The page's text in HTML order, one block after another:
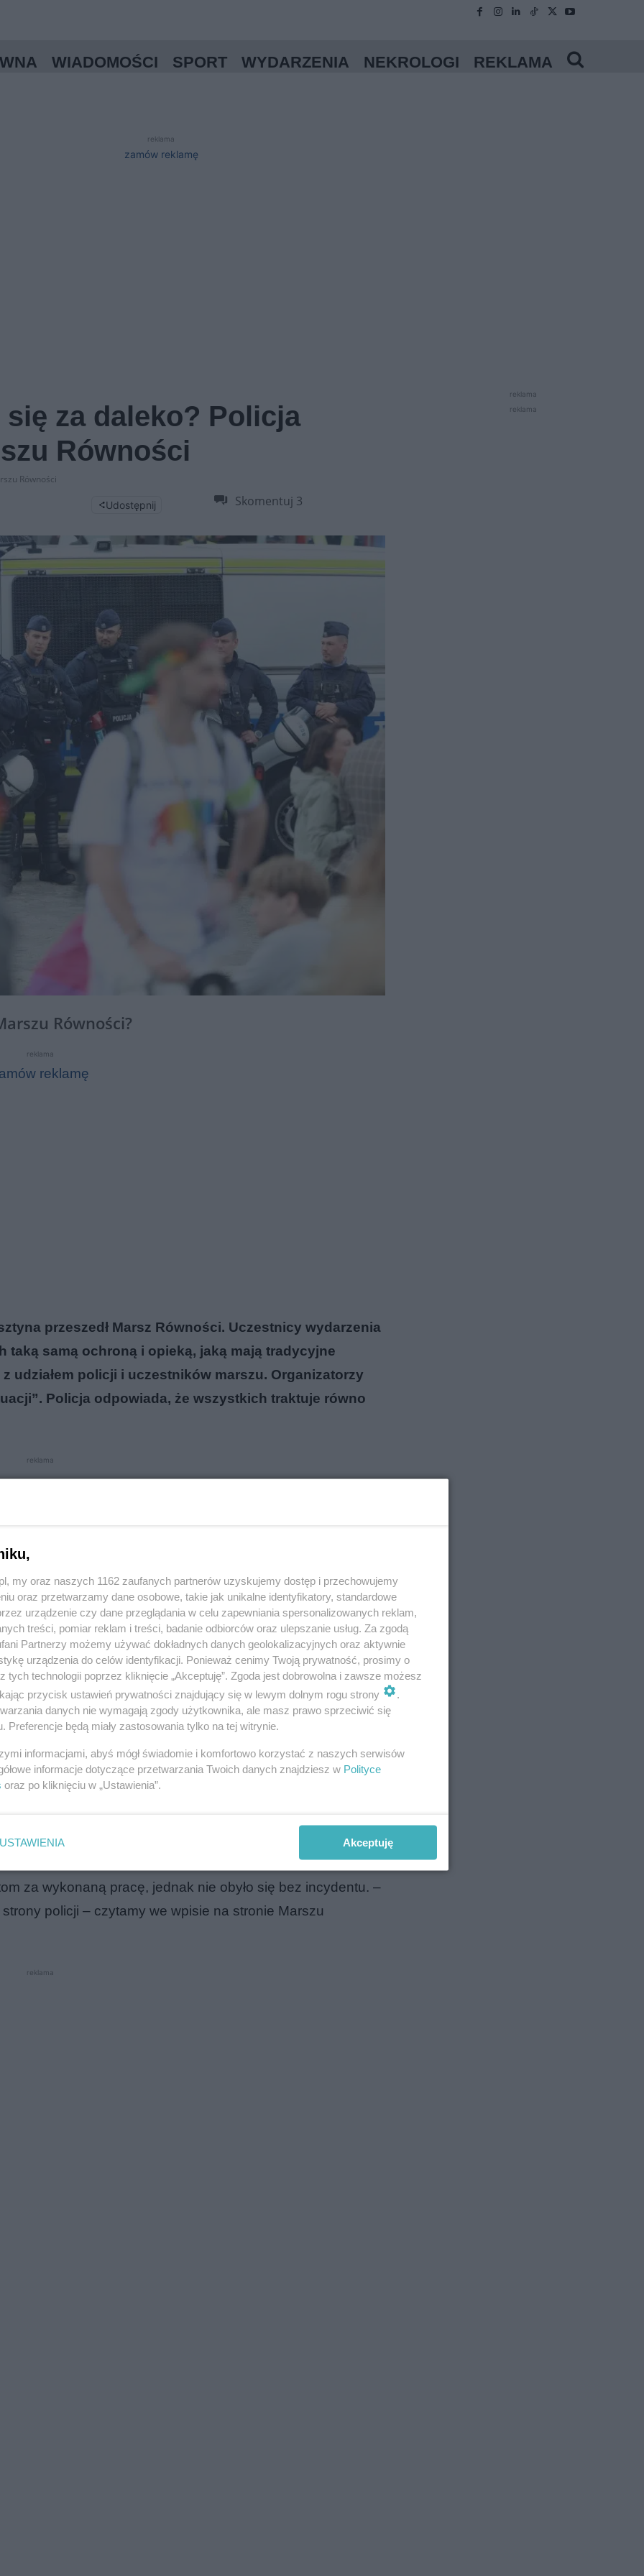
WIADOMOŚCI SPORT WYDARZENIA NEKROLOGI REKLAMA
reklama
zamów reklamę
się za daleko? Policja
Równości
Równości
Udostępnij Skomentuj 3
Równości?
reklama
reklamę
przeszedł Marsz Równości. Uczestnicy wydarzenia
taką samą ochroną i opieką, jaką mają tradycyjne
udziałem policji i uczestników marszu. Organizatorzy
Policja odpowiada, że wszystkich traktuje równo
reklama
trzystu osób. Uczestnicy szli przez centrum Olsztyna z
spokojny przebieg. Nad jego bezpieczeństwem czuwała
miejsca rozpoczęcia marszu, zgromadziła się grupa z
Tłum wykrzykiwał hasła skierowane przeciwko
policja próbowała ukarać organizatorkę
za wykonaną pracę, jednak nie obyło się bez incydentu. –
policji – czytamy we wpisie na stronie Marszu
reklama
reklama
reklama
my oraz naszych 1162 zaufanych partnerów uzyskujemy dostęp i przechowujemy
oraz przetwarzamy dane osobowe, takie jak unikalne identyfikatory, standardowe
urządzenie czy dane przeglądania w celu zapewniania spersonalizowanych reklam,
treści, pomiar reklam i treści, badanie odbiorców oraz ulepszanie usług. Za zgodą
Partnerzy możemy używać dokładnych danych geolokalizacyjnych oraz aktywnie
urządzenia do celów identyfikacji. Ponieważ cenimy Twoją prywatność, prosimy o
tych technologii poprzez kliknięcie „Akceptuję”. Zgoda jest dobrowolna i zawsze możesz
przycisk ustawień prywatności znajdujący się w lewym dolnym rogu strony
.
danych nie wymagają zgody użytkownika, ale masz prawo sprzeciwić się
Preferencje będą miały zastosowania tylko na tej witrynie.
informacjami, abyś mógł świadomie i komfortowo korzystać z naszych serwisów
informacje dotyczące przetwarzania Twoich danych znajdziesz w Polityce
oraz po kliknięciu w „Ustawienia”.
USTAWIENIA Akceptuję